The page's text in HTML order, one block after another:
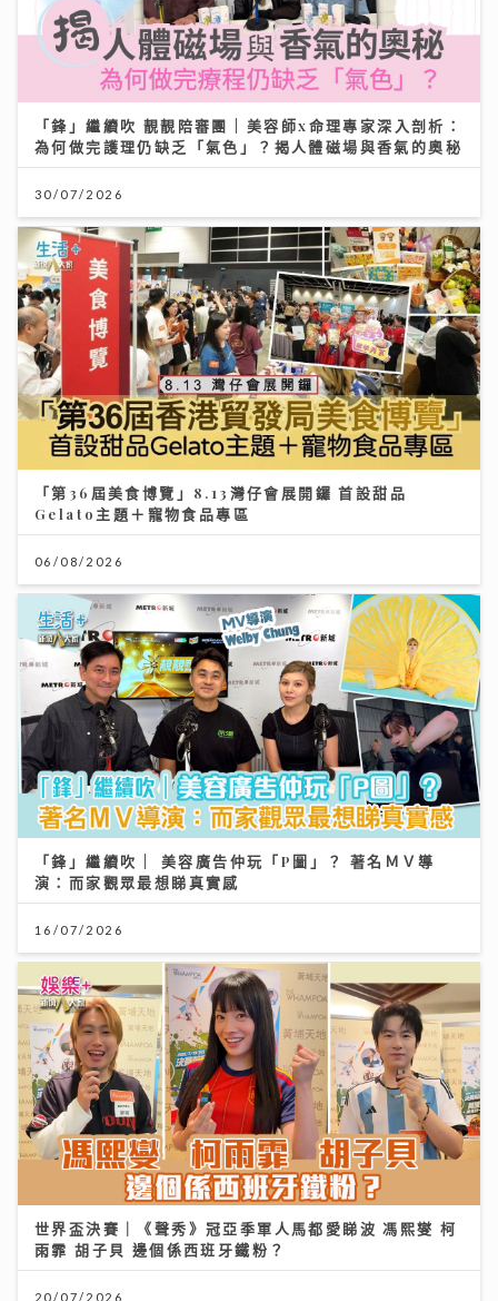
「鋒」繼續吹 靚靚陪審團 | 美容師x命理專家深入剖析：
為何做完護理仍缺乏「氣色」？揭人體磁場與香氣的奧秘
30/07/2026
「第36屆美食博覽」8.13灣仔會展開鑼 首設甜品
Gelato主題＋寵物食品專區
06/08/2026
「鋒」繼續吹 | 美容廣告仲玩「P圖」？ 著名ＭＶ導
演：而家觀眾最想睇真實感
16/07/2026
世界盃決賽｜《聲秀》冠亞季軍人馬都愛睇波 馮熙燮 柯
雨霏 胡子貝 邊個係西班牙鐵粉？
20/07/2026